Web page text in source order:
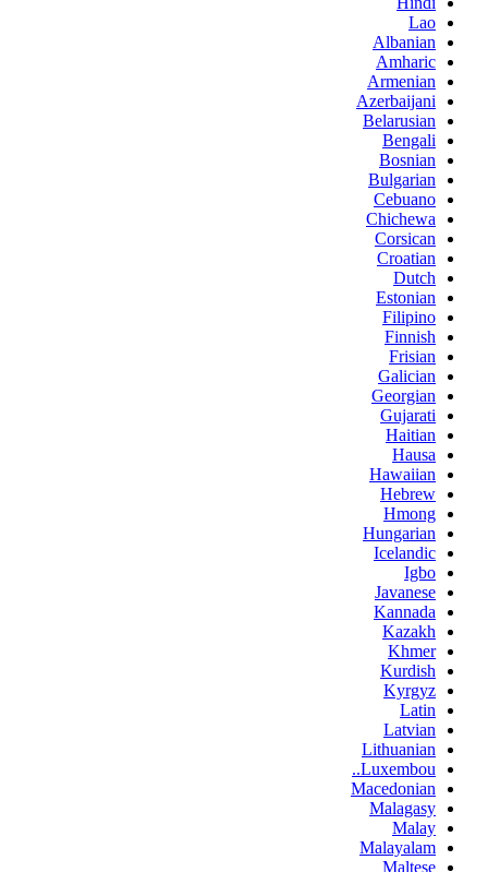
Lao
Albanian
Amharic
Armenian
Azerbaijani
Belarusian
Bengali
Bosnian
Bulgarian
Cebuano
Chichewa
Corsican
Croatian
Dutch
Estonian
Filipino
Finnish
Frisian
Galician
Georgian
Gujarati
Haitian
Hausa
Hawaiian
Hebrew
Hmong
Hungarian
Icelandic
Igbo
Javanese
Kannada
Kazakh
Khmer
Kurdish
Kyrgyz
Latin
Latvian
Lithuanian
Luxembou..
Macedonian
Malagasy
Malay
Malayalam
Maltese